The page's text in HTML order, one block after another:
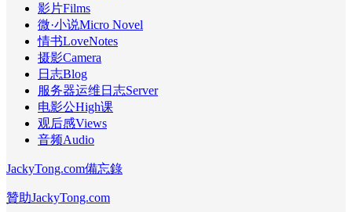
影片Films
微·小说Micro Novel
情书LoveNotes
摄影Camera
日志Blog
服务器运维日志Server
电影公High课
观后感Views
音频Audio
JackyTong.com備忘錄
贊助JackyTong.com